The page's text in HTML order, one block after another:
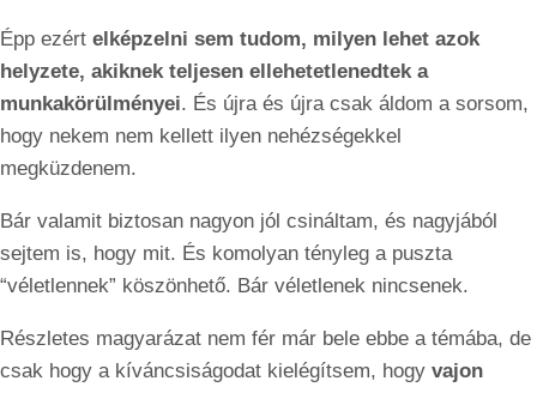
Épp ezért elképzelni sem tudom, milyen lehet azok
helyzete, akiknek teljesen ellehetetlenedtek a
munkakörülményei. És újra és újra csak áldom a sorsom,
hogy nekem nem kellett ilyen nehézségekkel
megküzdenem.
Bár valamit biztosan nagyon jól csináltam, és nagyjából
sejtem is, hogy mit. És komolyan tényleg a puszta
“véletlennek” köszönhető. Bár véletlenek nincsenek.
Részletes magyarázat nem fér már bele ebbe a témába, de
csak hogy a kíváncsiságodat kielégítsem, hogy vajon